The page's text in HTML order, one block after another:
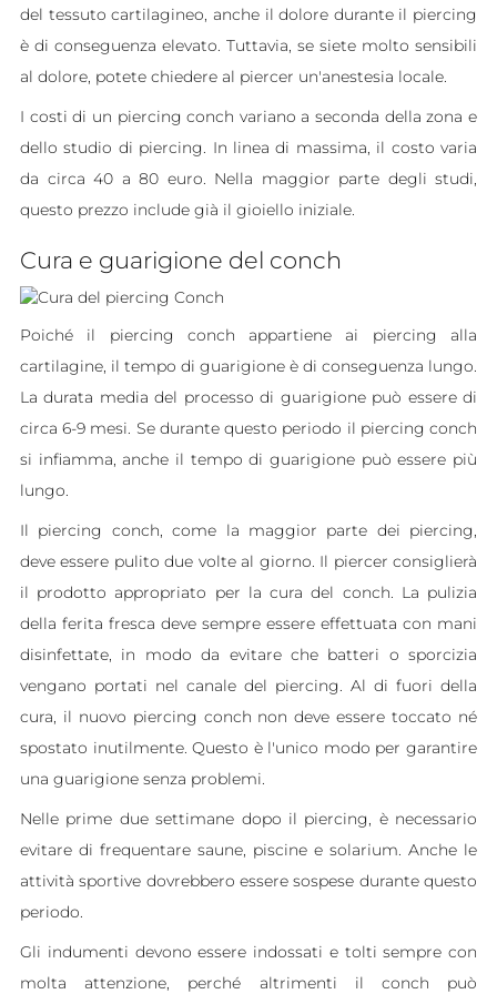
del tessuto cartilagineo, anche il dolore durante il piercing
è di conseguenza elevato. Tuttavia, se siete molto sensibili
al dolore, potete chiedere al piercer un'anestesia locale.
I costi di un piercing conch variano a seconda della zona e
dello studio di piercing. In linea di massima, il costo varia
da circa 40 a 80 euro. Nella maggior parte degli studi,
questo prezzo include già il gioiello iniziale.
Cura e guarigione del conch
Poiché il piercing conch appartiene ai piercing alla
cartilagine, il tempo di guarigione è di conseguenza lungo.
La durata media del processo di guarigione può essere di
circa 6-9 mesi. Se durante questo periodo il piercing conch
si infiamma, anche il tempo di guarigione può essere più
lungo.
Il piercing conch, come la maggior parte dei piercing,
deve essere pulito due volte al giorno. Il piercer consiglierà
il prodotto appropriato per la cura del conch. La pulizia
della ferita fresca deve sempre essere effettuata con mani
disinfettate, in modo da evitare che batteri o sporcizia
vengano portati nel canale del piercing. Al di fuori della
cura, il nuovo piercing conch non deve essere toccato né
spostato inutilmente. Questo è l'unico modo per garantire
una guarigione senza problemi.
Nelle prime due settimane dopo il piercing, è necessario
evitare di frequentare saune, piscine e solarium. Anche le
attività sportive dovrebbero essere sospese durante questo
periodo.
Gli indumenti devono essere indossati e tolti sempre con
molta attenzione, perché altrimenti il conch può